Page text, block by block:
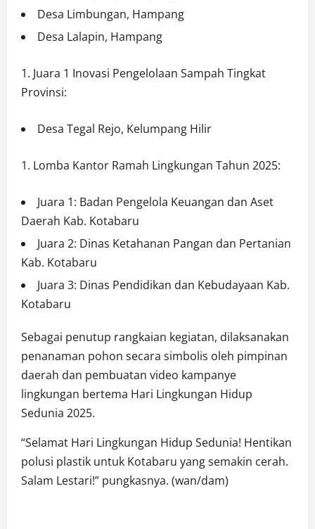
Desa Limbungan, Hampang
Desa Lalapin, Hampang
Juara 1 Inovasi Pengelolaan Sampah Tingkat
Provinsi:
Desa Tegal Rejo, Kelumpang Hilir
Lomba Kantor Ramah Lingkungan Tahun 2025:
Juara 1: Badan Pengelola Keuangan dan Aset
Daerah Kab. Kotabaru
Juara 2: Dinas Ketahanan Pangan dan Pertanian
Kab. Kotabaru
Juara 3: Dinas Pendidikan dan Kebudayaan Kab.
Kotabaru
Sebagai penutup rangkaian kegiatan, dilaksanakan
penanaman pohon secara simbolis oleh pimpinan
daerah dan pembuatan video kampanye
lingkungan bertema Hari Lingkungan Hidup
Sedunia 2025.
“Selamat Hari Lingkungan Hidup Sedunia! Hentikan
polusi plastik untuk Kotabaru yang semakin cerah.
Salam Lestari!” pungkasnya. (wan/dam)